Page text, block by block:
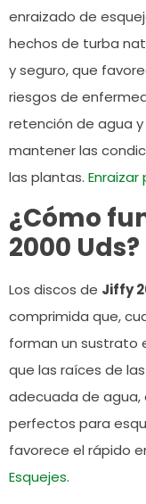
enraizado de
hechos de turba
y seguro, que
riesgos de
retención de agua
mantener las
las plantas. Enraizar
¿Cómo
2000 Uds?
Los discos de Jiffy
comprimida que,
forman un sustrato
que las raíces de
adecuada de agua,
perfectos para
favorece el rápido
Esquejes.